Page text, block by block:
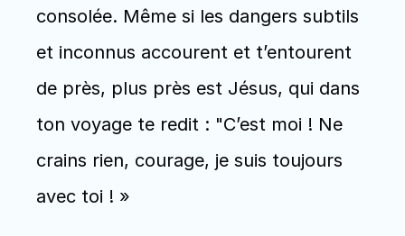
consolée. Même si les dangers subtils
et inconnus accourent et t’entourent
de près, plus près est Jésus, qui dans
ton voyage te redit : "C’est moi ! Ne
crains rien, courage, je suis toujours
avec toi ! »